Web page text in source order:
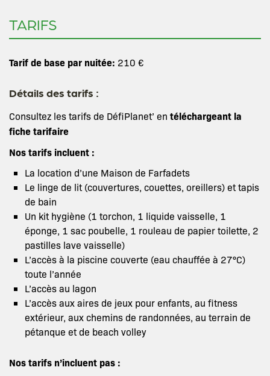
TARIFS
Tarif de base par nuitée: 210 €
Détails des tarifs :
Consultez les tarifs de DéfiPlanet’ en téléchargeant la
fiche tarifaire
Nos tarifs incluent :
La location d’une Maison de Farfadets
Le linge de lit (couvertures, couettes, oreillers) et tapis
de bain
Un kit hygiène (1 torchon, 1 liquide vaisselle, 1
éponge, 1 sac poubelle, 1 rouleau de papier toilette, 2
pastilles lave vaisselle)
L’accès à la piscine couverte (eau chauffée à 27°C)
toute l’année
L’accès au lagon
L’accès aux aires de jeux pour enfants, au fitness
extérieur, aux chemins de randonnées, au terrain de
pétanque et de beach volley
Nos tarifs n’incluent pas :